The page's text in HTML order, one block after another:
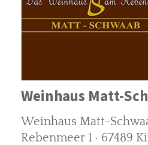
Weinhaus Matt-
Weinhaus Matt-
Rebenmeer 1 · 67489